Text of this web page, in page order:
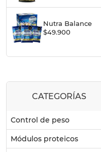
Nutra Balance
$49.900
CATEGORÍAS
Control de peso
Módulos proteicos